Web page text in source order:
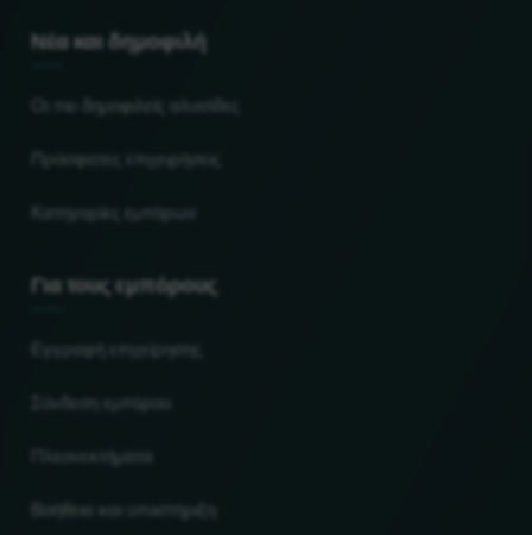
Νέα και δημοφιλή
Οι πιο δημοφιλείς αλυσίδες
Πρόσφατες επιχειρήσεις
Κατηγορίες εμπόρων
Για τους εμπόρους
Εγγραφή επιχείρησης
Πλεονεκτήματα
Βοήθεια και υποστήριξη